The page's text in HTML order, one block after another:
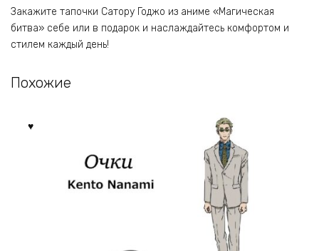
Закажите тапочки Сатору Годжо из аниме «Магическая
битва» себе или в подарок и наслаждайтесь комфортом и
стилем каждый день!
Похожие